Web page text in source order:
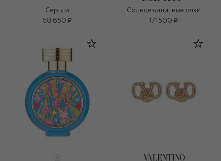
Серьги
68 650 ₽
Солнцезащитные очки
171 500 ₽